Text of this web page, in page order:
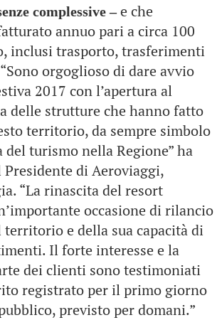
complessive –e che
annuo pari a circa 100
inclusi trasporto, trasferimenti
“Sono orgoglioso di dare avvio
2017 con l’apertura al
delle strutture che hanno fatto
territorio, da sempre simbolo
del turismo nella Regione” ha
di Aeroviaggi,
“La rinascita del resort
occasione di rilancio
territorio e della sua capacità di
Il forte interesse e la
dei clienti sono testimoniati
registrato per il primo giorno
previsto per domani.”